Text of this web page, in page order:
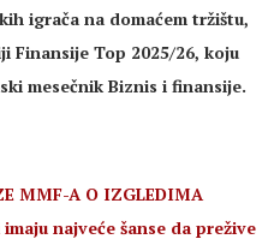
igrača na domaćem tržištu,
Finansije Top 2025/26, koju
mesečnik Biznis i finansije.
MMF-A O IZGLEDIMA
imaju najveće šanse da prežive